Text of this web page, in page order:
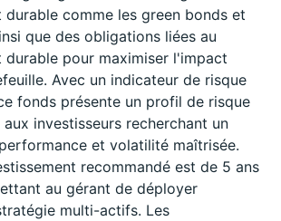
durable comme les green bonds et
que des obligations liées au
durable pour maximiser l'impact
Avec un indicateur de risque
fonds présente un profil de risque
investisseurs recherchant un
et volatilité maîtrisée.
recommandé est de 5 ans
au gérant de déployer
multi-actifs. Les